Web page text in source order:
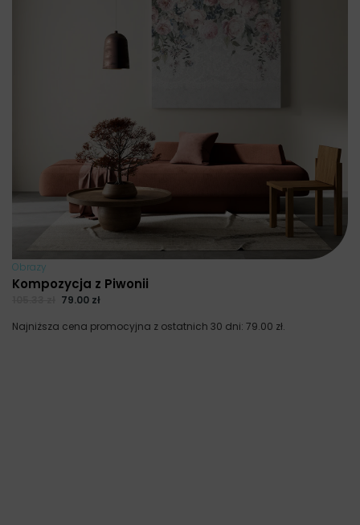
Obrazy
Kompozycja z Piwonii
79.00 zł
Najniższa cena promocyjna z ostatnich 30 dni: 79.00 zł.